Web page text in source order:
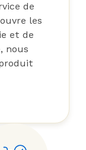
de
les
et de
nous